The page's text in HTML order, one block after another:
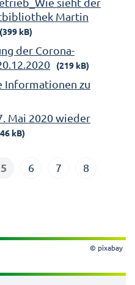
Martin
(399 kB)
der Corona-
(219 kB)
Informationen zu
Mai 2020 wieder
kB)
5 6 7 8
© pixabay